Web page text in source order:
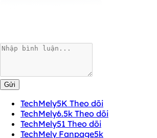
Gửi
TechMely5K Theo dõi
TechMely6.5k Theo dõi
TechMely51 Theo dõi
TechMely Fanpage5k